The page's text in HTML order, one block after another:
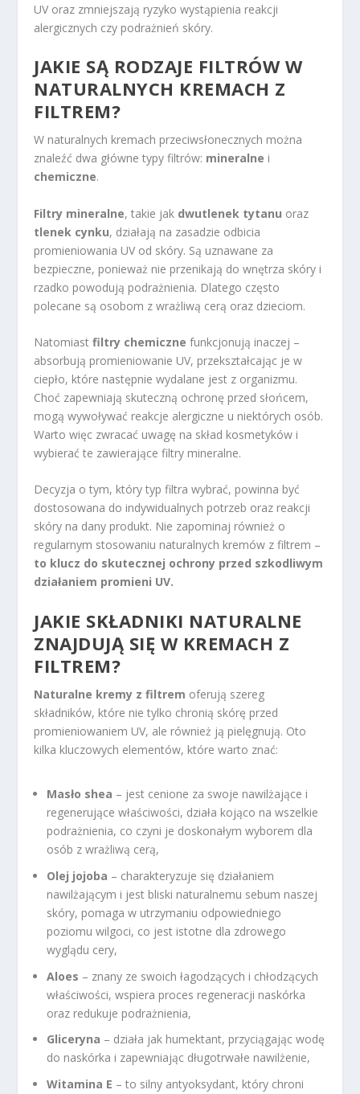
UV oraz zmniejszają ryzyko wystąpienia reakcji
alergicznych czy podrażnień skóry.
JAKIE SĄ RODZAJE FILTRÓW W
NATURALNYCH KREMACH Z
FILTREM?
W naturalnych kremach przeciwsłonecznych można
znaleźć dwa główne typy filtrów: mineralne i
chemiczne.
Filtry mineralne, takie jak dwutlenek tytanu oraz
tlenek cynku, działają na zasadzie odbicia
promieniowania UV od skóry. Są uznawane za
bezpieczne, ponieważ nie przenikają do wnętrza skóry i
rzadko powodują podrażnienia. Dlatego często
polecane są osobom z wrażliwą cerą oraz dzieciom.
Natomiastfiltry chemiczne funkcjonują inaczej –
absorbują promieniowanie UV, przekształcając je w
ciepło, które następnie wydalane jest z organizmu.
Choć zapewniają skuteczną ochronę przed słońcem,
mogą wywoływać reakcje alergiczne u niektórych osób.
Warto więc zwracać uwagę na skład kosmetyków i
wybierać te zawierające filtry mineralne.
Decyzja o tym, który typ filtra wybrać, powinna być
dostosowana do indywidualnych potrzeb oraz reakcji
skóry na dany produkt. Nie zapominaj również o
regularnym stosowaniu naturalnych kremów z filtrem –
to klucz do skutecznej ochrony przed szkodliwym
działaniem promieni UV.
JAKIE SKŁADNIKI NATURALNE
ZNAJDUJĄ SIĘ W KREMACH Z
FILTREM?
Naturalne kremy z filtrem oferują szereg
składników, które nie tylko chronią skórę przed
promieniowaniem UV, ale również ją pielęgnują. Oto
kilka kluczowych elementów, które warto znać:
Masło shea – jest cenione za swoje nawilżające i
regenerujące właściwości, działa kojąco na wszelkie
podrażnienia, co czyni je doskonałym wyborem dla
osób z wrażliwą cerą,
Olej jojoba – charakteryzuje się działaniem
nawilżającym i jest bliski naturalnemu sebum naszej
skóry, pomaga w utrzymaniu odpowiedniego
poziomu wilgoci, co jest istotne dla zdrowego
wyglądu cery,
Aloes – znany ze swoich łagodzących i chłodzących
właściwości, wspiera proces regeneracji naskórka
oraz redukuje podrażnienia,
Gliceryna – działa jak humektant, przyciągając wodę
do naskórka i zapewniając długotrwałe nawilżenie,
Witamina E – to silny antyoksydant, który chroni